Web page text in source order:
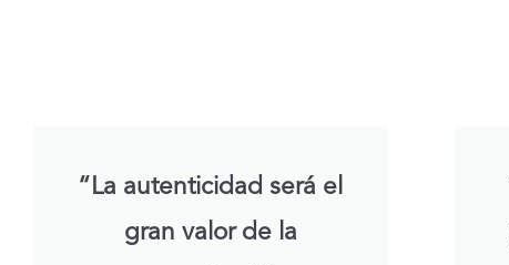
“La autenticidad será el
gran valor de la